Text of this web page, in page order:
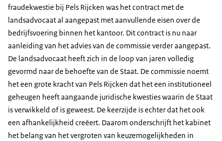
fraudekwestie bij Pels Rijcken was het contract met de
landsadvocaat al aangepast met aanvullende eisen over de
bedrijfsvoering binnen het kantoor. Dit contract is nu naar
aanleiding van het advies van de commissie verder aangepast.
De landsadvocaat heeft zich in de loop van jaren volledig
gevormd naar de behoefte van de Staat. De commissie noemt
het een grote kracht van Pels Rijcken dat het een institutioneel
geheugen heeft aangaande juridische kwesties waarin de Staat
is verwikkeld of is geweest. De keerzijde is echter dat het ook
een afhankelijkheid creëert. Daarom onderschrijft het kabinet
het belang van het vergroten van keuzemogelijkheden in